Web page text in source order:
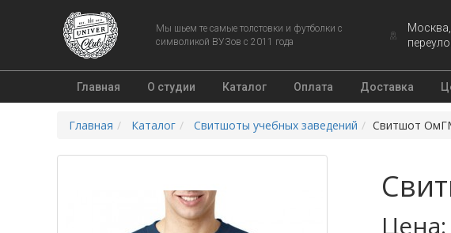
Мы шьем те самые толстовки и футболки с
символикой ВУЗов с 2011 года
Главная О студии Каталог Оплата Доставка
Главная Каталог Свитшоты учебных заведений Свитшот